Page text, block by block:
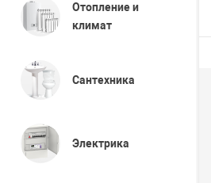
Отопление и
климат
Сантехника
Электрика